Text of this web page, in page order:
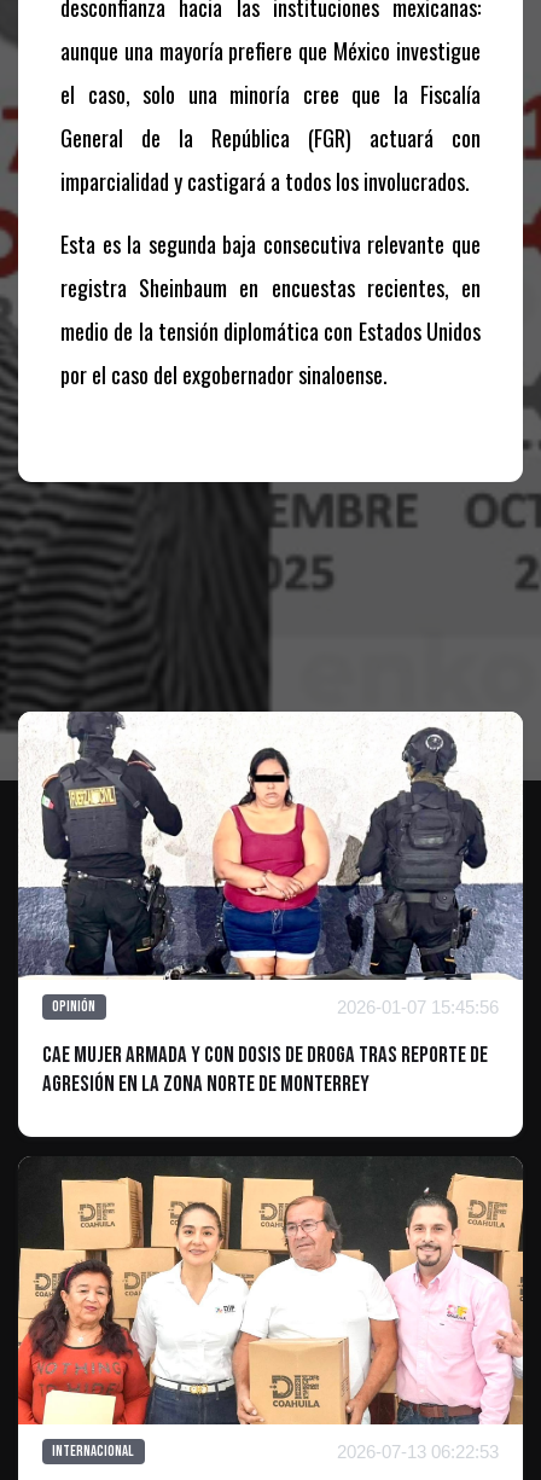
desconfianza hacia las instituciones mexicanas:
aunque una mayoría prefiere que México investigue
el caso, solo una minoría cree que la Fiscalía
General de la República (FGR) actuará con
imparcialidad y castigará a todos los involucrados.
Esta es la segunda baja consecutiva relevante que
registra Sheinbaum en encuestas recientes, en
medio de la tensión diplomática con Estados Unidos
por el caso del exgobernador sinaloense.
Opinión 2026-01-07 15:45:56
Cae mujer armada y con dosis de droga tras reporte de
agresión en la zona norte de Monterrey
Internacional 2026-07-13 06:22:53